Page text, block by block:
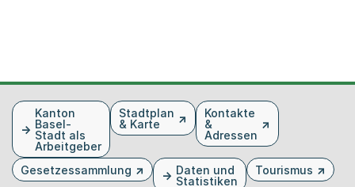
FusszeileKanton
Basel-
Stadt als
Arbeitgeber
Stadtplan
& Karte
Kontakte
&
Adressen
Gesetzessammlung
Daten und
Statistiken
Tourismus